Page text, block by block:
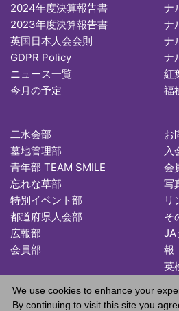
2024年度決算報告書
2023年度決算報告書
英国日本人会会則
GDPR Policy
ニュース一覧
今月の予定
ナ
ナ
ナ
ナ
紅
福
二水会部
墓地管理部
青年部 TEAM SMILE
忘れな草部
特別イベント部
都道府県人会部
広報部
会員部
お
入
会
写
リ
そ
JA
報
英
We use cookies to enhance your
By continuing to visit this site you